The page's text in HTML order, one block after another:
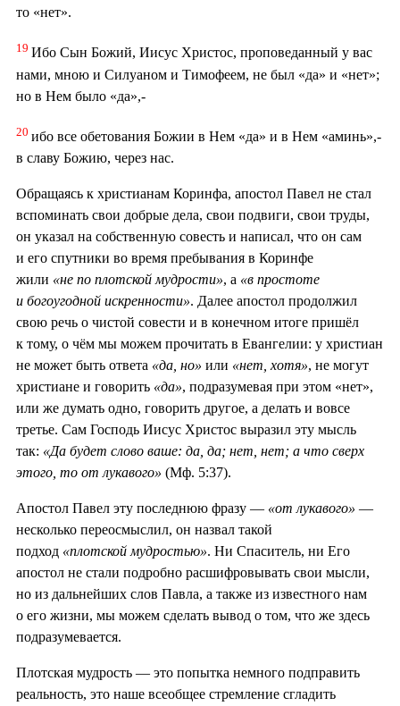
то «нет».
19 Ибо Сын Божий, Иисус Христос, проповеданный у вас
нами, мною и Силуаном и Тимофеем, не был «да» и «нет»;
но в Нем было «да»,-
20 ибо все обетования Божии в Нем «да» и в Нем «аминь»,-
в славу Божию, через нас.
Обращаясь к христианам Коринфа, апостол Павел не стал
вспоминать свои добрые дела, свои подвиги, свои труды,
он указал на собственную совесть и написал, что он сам
и его спутники во время пребывания в Коринфе
жили «не по плотской мудрости», а «в простоте
и богоугодной искренности». Далее апостол продолжил
свою речь о чистой совести и в конечном итоге пришёл
к тому, о чём мы можем прочитать в Евангелии: у христиан
не может быть ответа «да, но» или «нет, хотя», не могут
христиане и говорить «да», подразумевая при этом «нет»,
или же думать одно, говорить другое, а делать и вовсе
третье. Сам Господь Иисус Христос выразил эту мысль
так: «Да будет слово ваше: да, да; нет, нет; а что сверх
этого, то от лукавого» (Мф. 5:37).
Апостол Павел эту последнюю фразу — «от лукавого» —
несколько переосмыслил, он назвал такой
подход «плотской мудростью». Ни Спаситель, ни Его
апостол не стали подробно расшифровывать свои мысли,
но из дальнейших слов Павла, а также из известного нам
о его жизни, мы можем сделать вывод о том, что же здесь
подразумевается.
Плотская мудрость — это попытка немного подправить
реальность, это наше всеобщее стремление сгладить